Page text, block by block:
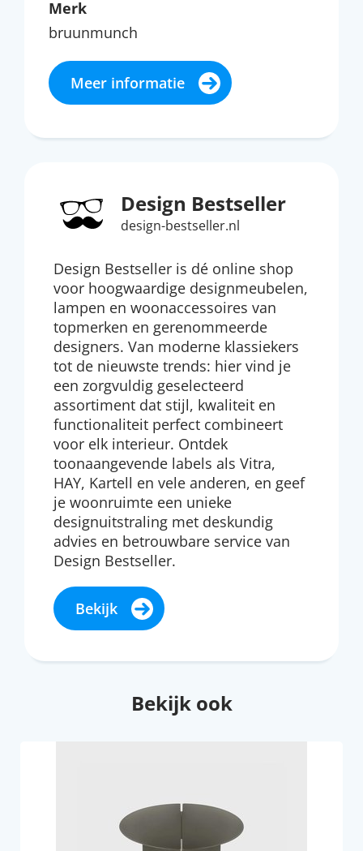
Merk
bruunmunch
Meer informatie
Design Bestseller
design-bestseller.nl
Design Bestseller is dé online shop
voor hoogwaardige designmeubelen,
lampen en woonaccessoires van
topmerken en gerenommeerde
designers. Van moderne klassiekers
tot de nieuwste trends: hier vind je
een zorgvuldig geselecteerd
assortiment dat stijl, kwaliteit en
functionaliteit perfect combineert
voor elk interieur. Ontdek
toonaangevende labels als Vitra,
HAY, Kartell en vele anderen, en geef
je woonruimte een unieke
designuitstraling met deskundig
advies en betrouwbare service van
Design Bestseller.
Bekijk
Bekijk ook